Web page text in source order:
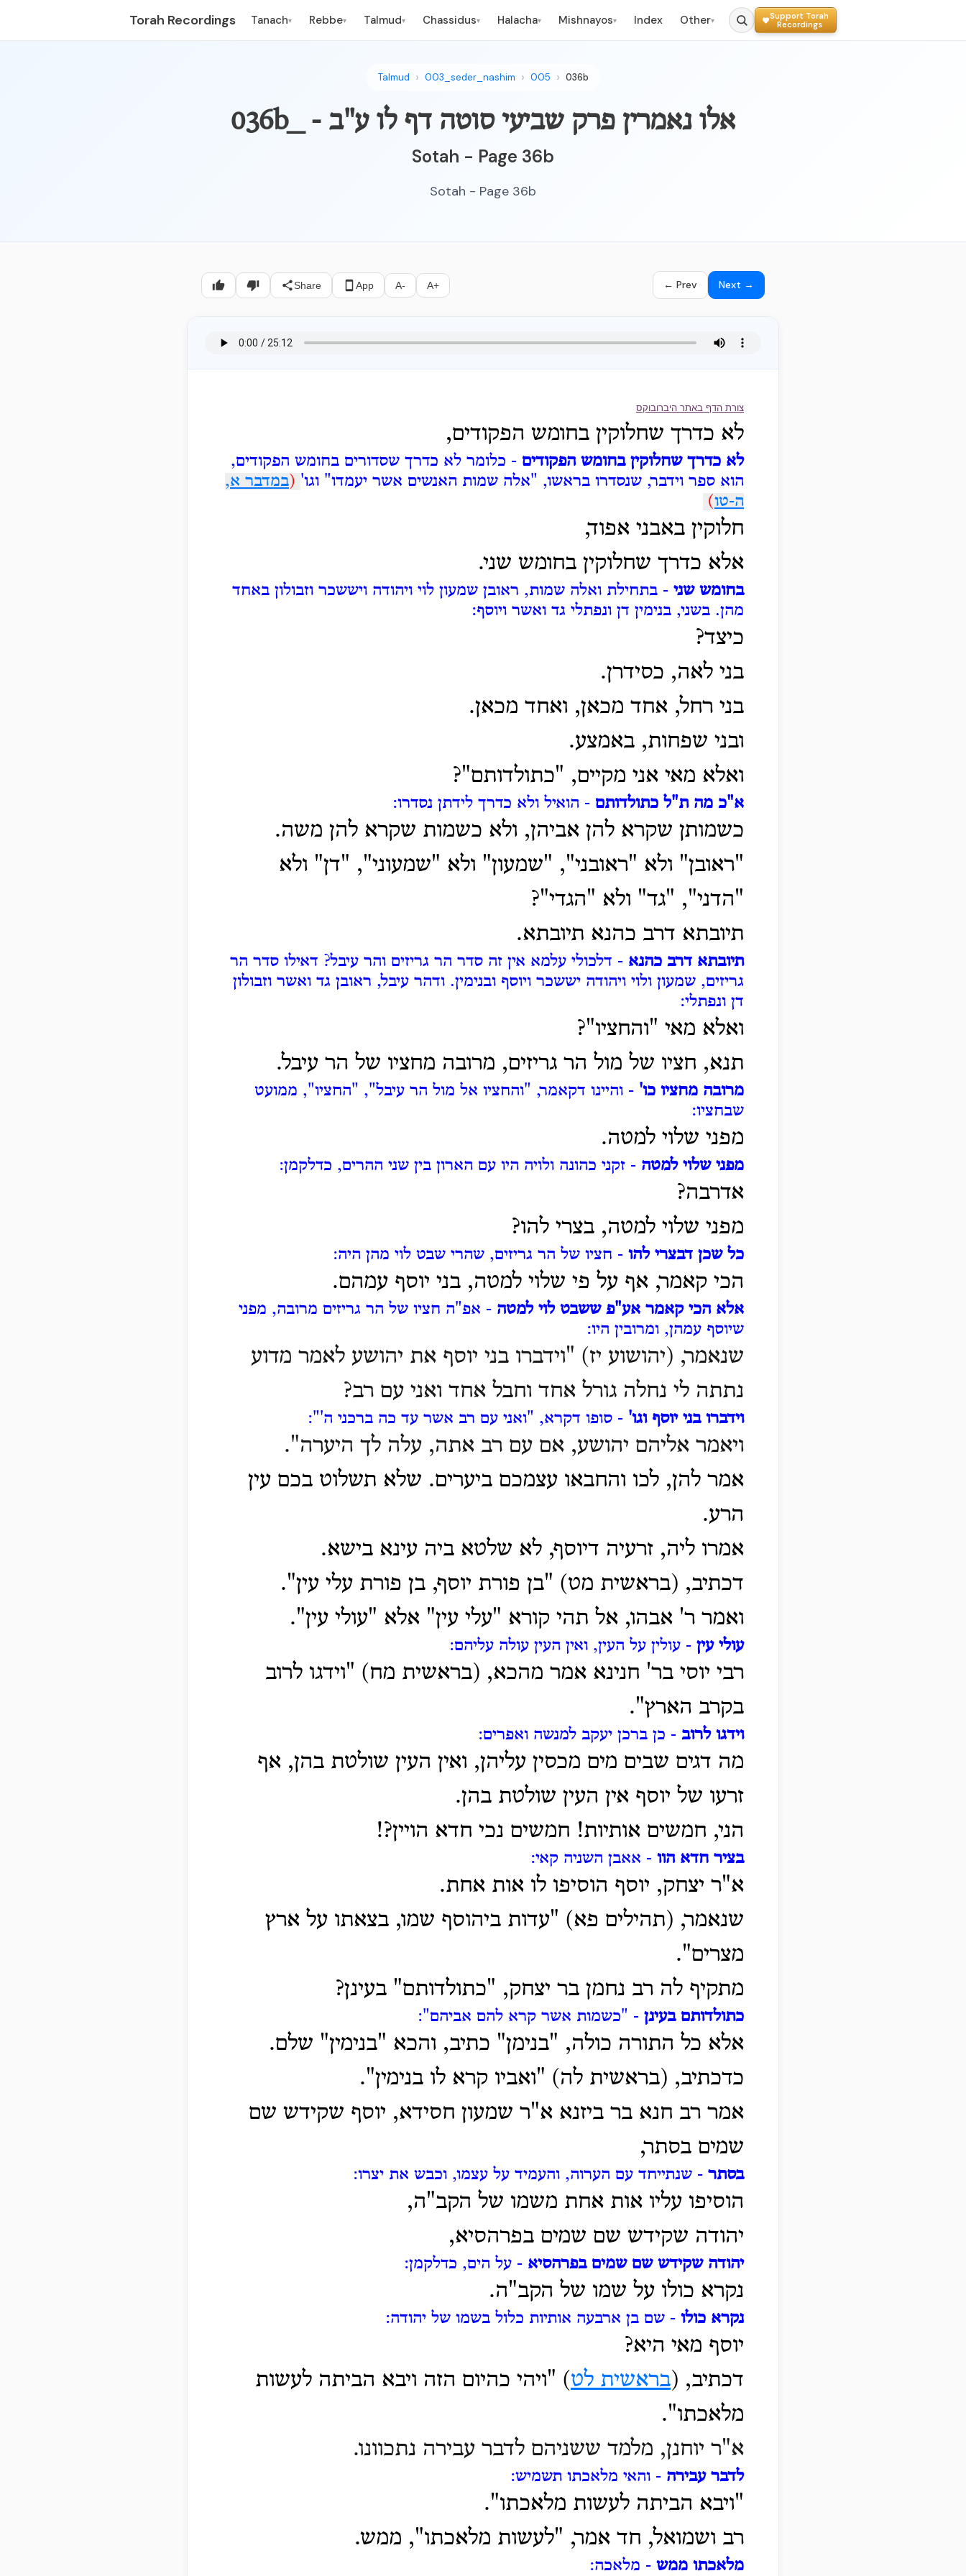
Torah Recordings Tanach▾ Rebbe▾ Talmud▾ Chassidus▾ Halacha▾ Mishnayos▾ Index Other▾
Support Torah
Recordings
Talmud 003_seder_nashim 005 036b
036b_ - אלו נאמרין פרק שביעי סוטה דף לו ע"ב
Sotah - Page 36b
Sotah - Page 36b
Share App A- A+ ← Prev Next →
צורת הדף באתר היברובוקס
לא כדרך שחלוקין בחומש הפקודים,
לא כדרך שחלוקין בחומש הפקודים - כלומר לא כדרך שסדורים בחומש הפקודים,
הוא ספר וידבר, שנסדרו בראשו, "אלה שמות האנשים אשר יעמדו" וגו' (במדבר א,
ה-טו)
חלוקין באבני אפוד,
אלא כדרך שחלוקין בחומש שני.
בחומש שני - בתחילת ואלה שמות, ראובן שמעון לוי ויהודה ויששכר וזבולון באחד
מהן. בשני, בנימין דן ונפתלי גד ואשר ויוסף:
כיצד?
בני לאה, כסידרן.
בני רחל, אחד מכאן, ואחד מכאן.
ובני שפחות, באמצע.
ואלא מאי אני מקיים, "כתולדותם"?
א"כ מה ת"ל כתולדותם - הואיל ולא כדרך לידתן נסדרו:
כשמותן שקרא להן אביהן, ולא כשמות שקרא להן משה.
"ראובן" ולא "ראובני", "שמעון" ולא "שמעוני", "דן" ולא
"הדני", "גד" ולא "הגדי"?
תיובתא דרב כהנא תיובתא.
תיובתא דרב כהנא - דלכולי עלמא אין זה סדר הר גריזים והר עיבל? דאילו סדר הר
גריזים, שמעון ולוי ויהודה יששכר ויוסף ובנימין. ודהר עיבל, ראובן גד ואשר וזבולון
דן ונפתלי:
ואלא מאי "והחציו"?
תנא, חציו של מול הר גריזים, מרובה מחציו של הר עיבל.
מרובה מחציו כו' - והיינו דקאמר, "והחציו אל מול הר עיבל", "החציו", ממועט
שבחציו:
מפני שלוי למטה.
מפני שלוי למטה - זקני כהונה ולויה היו עם הארון בין שני ההרים, כדלקמן:
אדרבה?
מפני שלוי למטה, בצרי להו?
כל שכן דבצרי להו - חציו של הר גריזים, שהרי שבט לוי מהן היה:
הכי קאמר, אף על פי שלוי למטה, בני יוסף עמהם.
אלא הכי קאמר אע"פ ששבט לוי למטה - אפ"ה חציו של הר גריזים מרובה, מפני
שיוסף עמהן, ומרובין היו:
שנאמר, (יהושוע יז) "וידברו בני יוסף את יהושע לאמר מדוע
נתתה לי נחלה גורל אחד וחבל אחד ואני עם רב?
וידברו בני יוסף וגו' - סופו דקרא, "ואני עם רב אשר עד כה ברכני ה'":
ויאמר אליהם יהושע, אם עם רב אתה, עלה לך היערה".
אמר להן, לכו והחבאו עצמכם ביערים. שלא תשלוט בכם עין
הרע.
אמרו ליה, זרעיה דיוסף, לא שלטא ביה עינא בישא.
דכתיב, (בראשית מט) "בן פורת יוסף, בן פורת עלי עין".
ואמר ר' אבהו, אל תהי קורא "עלי עין" אלא "עולי עין".
עולי עין - עולין על העין, ואין העין עולה עליהם:
רבי יוסי בר' חנינא אמר מהכא, (בראשית מח) "וידגו לרוב
בקרב הארץ".
וידגו לרוב - כן ברכן יעקב למנשה ואפרים:
מה דגים שבים מים מכסין עליהן, ואין העין שולטת בהן, אף
זרעו של יוסף אין העין שולטת בהן.
הני, חמשים אותיות! חמשים נכי חדא הויין?!
בציר חדא הוו - אאבן השניה קאי:
א"ר יצחק, יוסף הוסיפו לו אות אחת.
שנאמר, (תהילים פא) "עדות ביהוסף שמו, בצאתו על ארץ
מצרים".
מתקיף לה רב נחמן בר יצחק, "כתולדותם" בעינן?
כתולדותם בעינן - "כשמות אשר קרא להם אביהם":
אלא כל התורה כולה, "בנימן" כתיב, והכא "בנימין" שלם.
כדכתיב, (בראשית לה) "ואביו קרא לו בנימין".
אמר רב חנא בר ביזנא א"ר שמעון חסידא, יוסף שקידש שם
שמים בסתר,
בסתר - שנתייחד עם הערוה, והעמיד על עצמו, וכבש את יצרו:
הוסיפו עליו אות אחת משמו של הקב"ה,
יהודה שקידש שם שמים בפרהסיא,
יהודה שקידש שם שמים בפרהסיא - על הים, כדלקמן:
נקרא כולו על שמו של הקב"ה.
נקרא כולו - שם בן ארבעה אותיות כלול בשמו של יהודה:
יוסף מאי היא?
דכתיב, (בראשית לט) "ויהי כהיום הזה ויבא הביתה לעשות
מלאכתו".
א"ר יוחנן, מלמד ששניהם לדבר עבירה נתכוונו.
לדבר עבירה - והאי מלאכתו תשמיש:
"ויבא הביתה לעשות מלאכתו".
רב ושמואל, חד אמר, "לעשות מלאכתו", ממש.
מלאכתו ממש - מלאכה: